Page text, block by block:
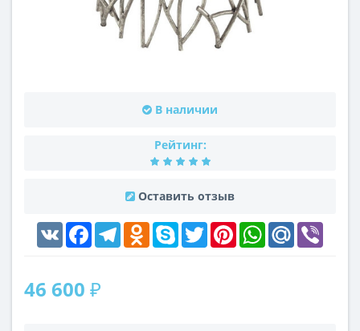
В наличии
Рейтинг:
Оставить отзыв
VK FacebookTelegramOdnoklassniki
Skype Twitter PinterestWhatsAppMail.Ru
46 600 ₽